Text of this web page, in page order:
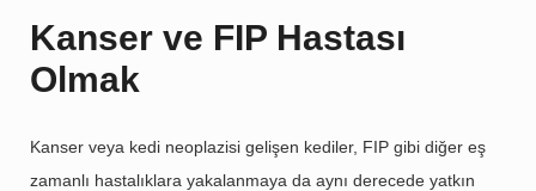
Kanser ve FIP Hastası
Olmak
Kanser veya kedi neoplazisi gelişen kediler, FIP gibi diğer eş
zamanlı hastalıklara yakalanmaya da aynı derecede yatkın